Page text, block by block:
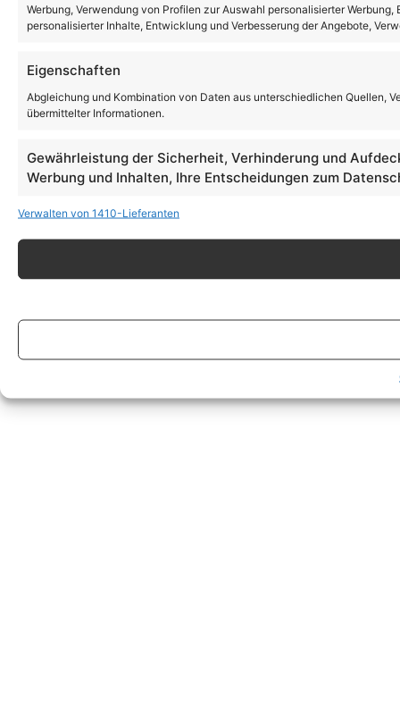
Werbung, Verwendung von Profilen zur Auswahl personalisierter
personalisierter Inhalte, Entwicklung und Verbesserung der Angebote,
Eigenschaften
Abgleichung und Kombination von Daten aus unterschiedlichen Quellen,
übermittelter Informationen.
Gewährleistung der Sicherheit, Verhinderung und
Werbung und Inhalten, Ihre Entscheidungen zum
Verwalten von 1410-Lieferanten